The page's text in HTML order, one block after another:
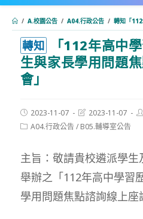
/ A.校園公告 / A04.行政公告 / 轉知「
轉知
「112年高中
生與家長學用問題
會」
Post
published:
2023-11-07
Post
modified:
2023-11-07
PostA04.行政公告/ B05.輔導室公告
主旨：敬請貴校遴派學
舉辦之「112年高中學習
學用問題焦點諮詢線上座